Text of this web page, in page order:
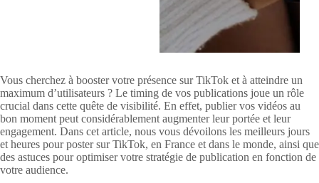
Vous cherchez à booster votre présence sur TikTok et à atteindre un
maximum d’utilisateurs ? Le timing de vos publications joue un rôle
crucial dans cette quête de visibilité. En effet, publier vos vidéos au
bon moment peut considérablement augmenter leur portée et leur
engagement. Dans cet article, nous vous dévoilons les meilleurs jours
et heures pour poster sur TikTok, en France et dans le monde, ainsi que
des astuces pour optimiser votre stratégie de publication en fonction de
votre audience.